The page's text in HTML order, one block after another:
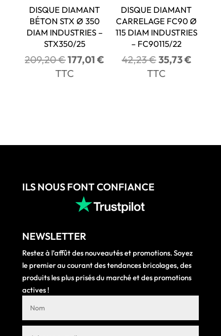
DISQUE DIAMANT
BÉTON STX Ø 350
DIAM INDUSTRIES –
STX350/25
209,20€Le
prix
177,01€Le
TTC
DISQUE DIAMANT
CARRELAGE FC90 Ø
115 DIAM INDUSTRIES
– FC90115/22
42,23€Le
prix
35,73€Le
TTC
ILS NOUS FONT CONFIANCE
NEWSLETTER
Restez à l’affût des nouveautés et promotions. Soyez
le premier au courant des tendances bricolages, des
produits les plus prisés du marché et des promotions
actives !